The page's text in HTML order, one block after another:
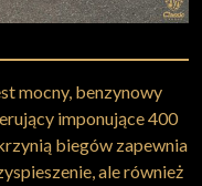
mocny, benzynowy
imponujące 400
biegów zapewnia
ale również